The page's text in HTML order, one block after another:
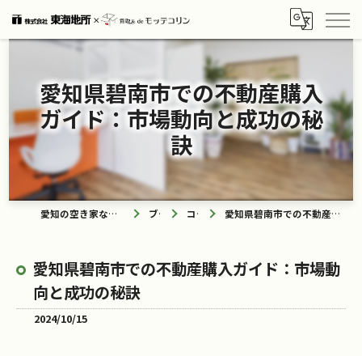
愛知県碧南市での不動産購入
ガイド：市場動向と成功の秘
訣
愛知の空き家なら買取ル de モッテコリン ブログ コラム 愛知県碧南市での不動産購入ガイド：市場動向と成功の秘訣
愛知県碧南市での不動産購入ガイド：市場動
向と成功の秘訣
2024/10/15